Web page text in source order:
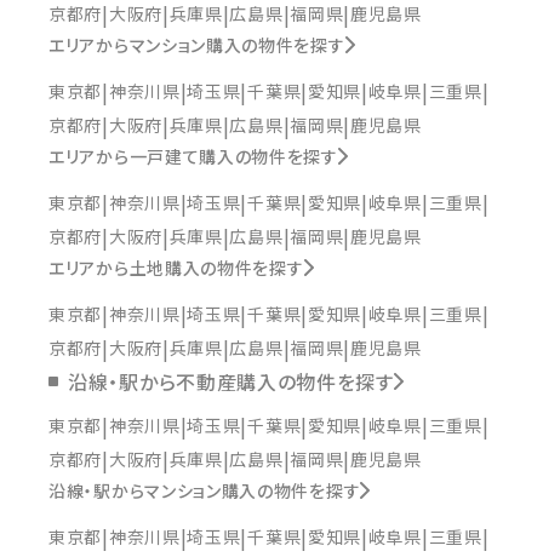
京都府 大阪府 兵庫県 広島県 福岡県 鹿児島県
エリアからマンション購入の物件を探す
東京都 神奈川県 埼玉県 千葉県 愛知県 岐阜県 三重県
京都府 大阪府 兵庫県 広島県 福岡県 鹿児島県
エリアから一戸建て購入の物件を探す
東京都 神奈川県 埼玉県 千葉県 愛知県 岐阜県 三重県
京都府 大阪府 兵庫県 広島県 福岡県 鹿児島県
エリアから土地購入の物件を探す
東京都 神奈川県 埼玉県 千葉県 愛知県 岐阜県 三重県
京都府 大阪府 兵庫県 広島県 福岡県 鹿児島県
沿線・駅から不動産購入の物件を探す
東京都 神奈川県 埼玉県 千葉県 愛知県 岐阜県 三重県
京都府 大阪府 兵庫県 広島県 福岡県 鹿児島県
沿線・駅からマンション購入の物件を探す
東京都 神奈川県 埼玉県 千葉県 愛知県 岐阜県 三重県